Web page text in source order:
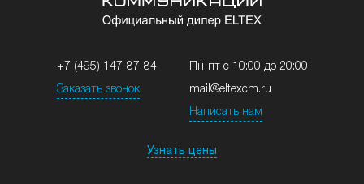
+7 (495) 147-87-84
Заказать звонок
Пн-пт с 10:00 до 20:00
mail@eltexcm.ru
Написать нам
Узнать цены